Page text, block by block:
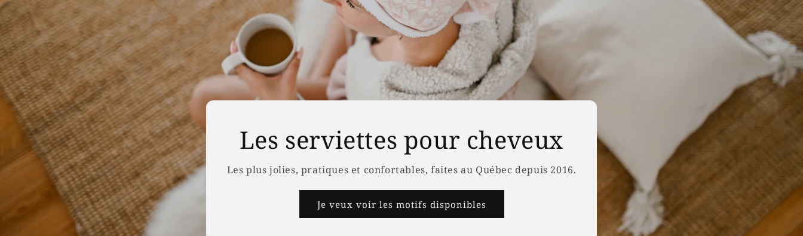
Les serviettes pour cheveux
Les plus jolies, pratiques et confortables, faites au Québec depuis 2016.
Je veux voir les motifs disponibles